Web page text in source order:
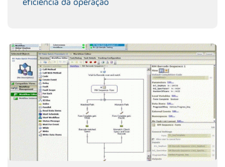
eficiência da operação